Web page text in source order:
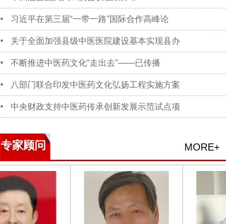
习近平在第三届“一带一路”国际合作高峰论
关于全面加强县级中医医院建设基本实现县办
不断推进中医药文化“走出去”——已传播
八部门联合印发中医药文化弘扬工程实施方案
中央财政支持中医药传承创新发展示范试点项
专家顾问 MORE+